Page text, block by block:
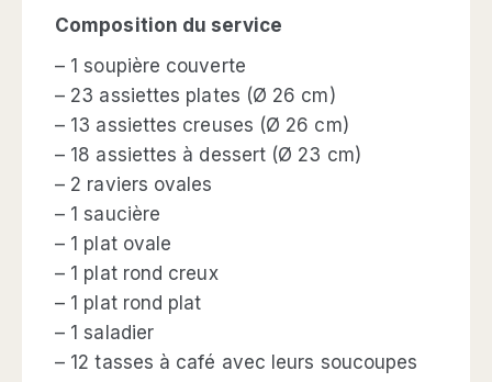
Composition du service
– 1 soupière couverte
– 23 assiettes plates (Ø 26 cm)
– 13 assiettes creuses (Ø 26 cm)
– 18 assiettes à dessert (Ø 23 cm)
– 2 raviers ovales
– 1 saucière
– 1 plat ovale
– 1 plat rond creux
– 1 plat rond plat
– 1 saladier
– 12 tasses à café avec leurs soucoupes